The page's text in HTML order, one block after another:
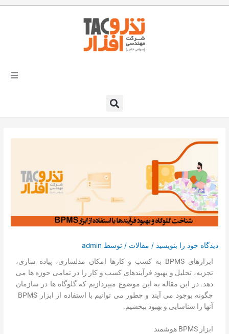
رفتن
راهکارهای تذروافزار در صنایع
خدمات و پشتیبانی
دعوت به همکاری
درخواست دمو
دیدگاه‌ خود را بنویسید / مقالات / توسط admin
ابزارهای BPMS به کسب و کارها امکان مدلسازی، پیاده سازی،
تجزیه، تحلیل و بهبود فرآیندهای کسب و کار را در تمامی حوزه ها می
دهد. در این مقاله به این موضوع می­پردازیم که گلوگاه ها در سازمان
آنها را شناسایی و بهبود ببخشیم.
ابزار BPMS هوشمند